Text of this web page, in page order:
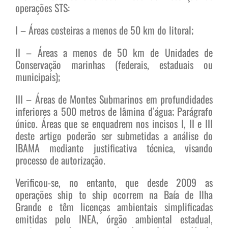
operações STS:
I – Áreas costeiras a menos de 50 km do litoral;
II – Áreas a menos de 50 km de Unidades de
Conservação marinhas (federais, estaduais ou
municipais);
III – Áreas de Montes Submarinos em profundidades
inferiores a 500 metros de lâmina d’água; Parágrafo
único. Áreas que se enquadrem nos incisos I, II e III
deste artigo poderão ser submetidas a análise do
IBAMA mediante justificativa técnica, visando
processo de autorização.
Verificou-se, no entanto, que desde 2009 as
operações ship to ship ocorrem na Baía de Ilha
Grande e têm licenças ambientais simplificadas
emitidas pelo INEA, órgão ambiental estadual,